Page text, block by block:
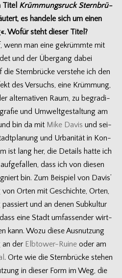
Krüm­mungs­ruck Stern­brü­
es han­dele sich um einen
Wofür steht die­ser Titel?
wenn man eine gekrümmte mit
und der Über­gang dabei
Stern­brü­cke ver­stehe ich den
des Ver­suchs, eine Krüm­mung,
alter­na­ti­ven Raum, zu begra­di­
und Umwelt­ge­stal­tung am
bin da mit Mike Davis und sei­
und Urba­ni­tät in Kon­
ist lang her, die Details hatte ich
dass ich von die­sen
bin. Zum Bei­spiel von Davis’
Orten mit Geschichte, Orten,
und an denen Sub­kul­tur
eine Stadt umfas­sen­der wirt­
kann. Wozu diese Aus­nut­zung
an der Elbtower-Ruine oder am
. Orte wie die Stern­brü­cke ste­hen
in die­ser Form im Weg, die